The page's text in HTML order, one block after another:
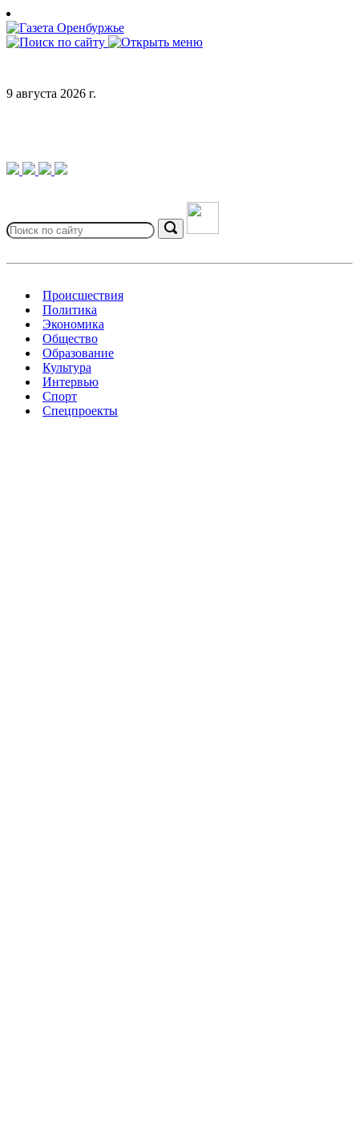
Skip
to
content
9 августа 2026 г.
for:
Search
Происшествия
Политика
Экономика
Общество
Образование
Культура
Интервью
Спорт
Спецпроекты